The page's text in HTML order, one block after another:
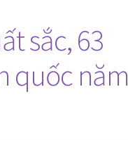
sắc, 63
quốc năm